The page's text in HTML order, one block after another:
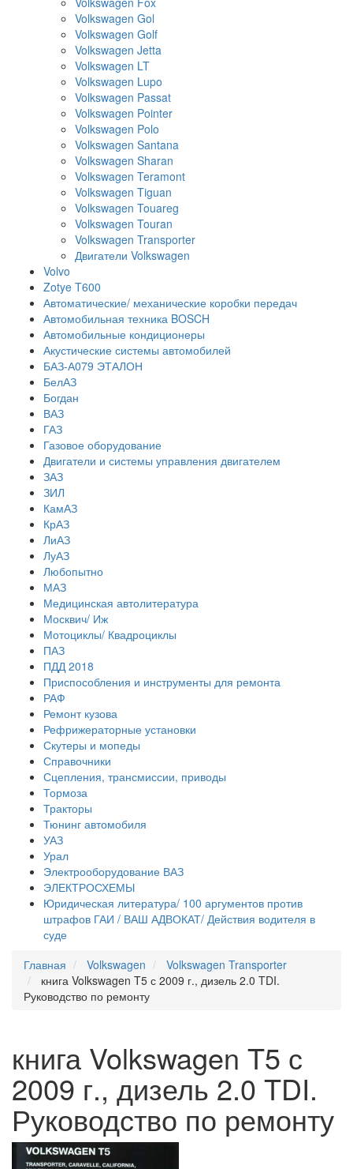
Volkswagen Gol
Volkswagen Golf
Volkswagen Jetta
Volkswagen LT
Volkswagen Lupo
Volkswagen Passat
Volkswagen Pointer
Volkswagen Polo
Volkswagen Santana
Volkswagen Sharan
Volkswagen Teramont
Volkswagen Tiguan
Volkswagen Touareg
Volkswagen Touran
Volkswagen Transporter
Двигатели Volkswagen
Volvo
Zotye T600
Автоматические/ механические коробки передач
Автомобильная техника BOSCH
Автомобильные кондиционеры
Акустические системы автомобилей
БАЗ-А079 ЭТАЛОН
БелАЗ
Богдан
ВАЗ
ГАЗ
Газовое оборудование
Двигатели и системы управления двигателем
ЗАЗ
ЗИЛ
КамАЗ
КрАЗ
ЛиАЗ
ЛуАЗ
Любопытно
МАЗ
Медицинская автолитература
Москвич/ Иж
Мотоциклы/ Квадроциклы
ПАЗ
ПДД 2018
Приспособления и инструменты для ремонта
РАФ
Ремонт кузова
Рефрижераторные установки
Скутеры и мопеды
Справочники
Сцепления, трансмиссии, приводы
Тормоза
Тракторы
Тюнинг автомобиля
УАЗ
Урал
Электрооборудование ВАЗ
ЭЛЕКТРОСХЕМЫ
Юридическая литература/ 100 аргументов против
штрафов ГАИ / ВАШ АДВОКАТ/ Действия водителя в
суде
Главная
Volkswagen
Volkswagen Transporter
книга Volkswagen T5 с 2009 г., дизель 2.0 TDI.
Руководство по ремонту
книга Volkswagen T5 с
2009 г., дизель 2.0 TDI.
Руководство по ремонту